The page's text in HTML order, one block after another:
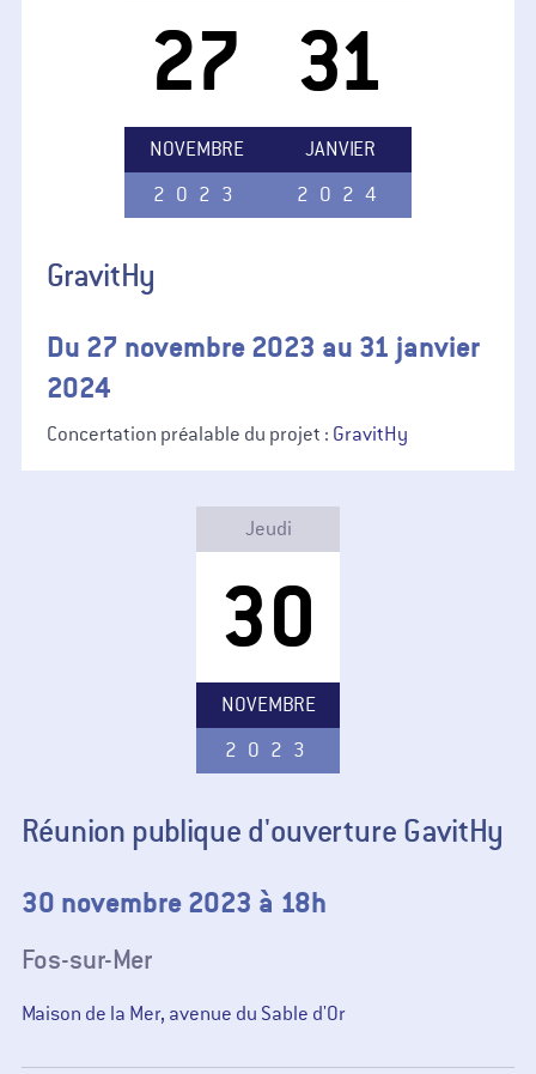
27
NOVEMBRE
2023
31
JANVIER
2024
GravitHy
Du 27 novembre 2023 au 31 janvier
2024
Concertation préalable du projet : GravitHy
Jeudi
30
NOVEMBRE
2023
Réunion publique d'ouverture GavitHy
30 novembre 2023 à 18h
Fos-sur-Mer
Maison de la Mer, avenue du Sable d'Or